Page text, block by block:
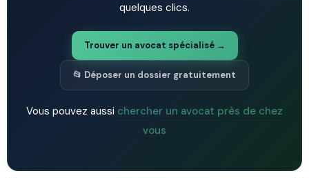
quelques clics.
Trouver un avocat spécialisé →
📂 Déposer un dossier gratuitement
Vous pouvez aussi chercher un avocat près de chez
vous